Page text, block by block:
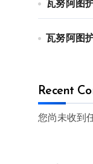
瓦努阿图
瓦努阿图
Recent
您尚未收到